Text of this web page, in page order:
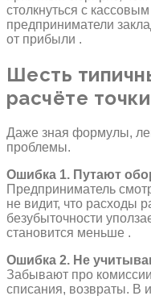
столкнуться с
предприниматели
от прибыли .
Шесть
расчёте
Даже зная формулы,
проблемы.
Ошибка 1. Путают
Предприниматель
не видит, что расходы
безубыточности
становится меньше .
Ошибка 2. Не
Забывают про комиссии
списания, возвраты. В